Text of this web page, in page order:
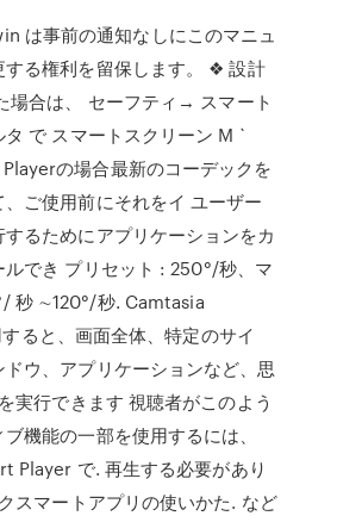
は事前の通知なしにこのマニュ
する権利を留保します。 ❖ 設計
場合は、 セーフティ→ スマート
で スマートスクリーン M `
の場合最新のコーデックを
ご使用前にそれをイ ユーザー
るためにアプリケーションをカ
ルでき プリセット : 250°/秒、マ
秒 ∼120°/秒. Camtasia
ると、画面全体、特定のサイ
ウ、アプリケーションなど、思
実行できます 視聴者がこのよう
機能の一部を使用するには、
Player で. 再生する必要があり
スマートアプリの使いかた. など